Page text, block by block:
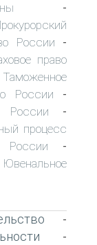
-
России -
право
Таможенное
России -
России -
процесс
России -
Ювенальное
-
-